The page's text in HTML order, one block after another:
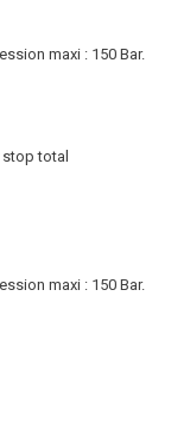
maxi : 150 Bar.
total
maxi : 150 Bar.